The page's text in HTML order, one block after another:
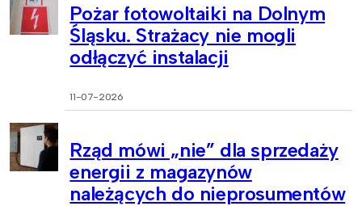
Pożar fotowoltaiki na Dolnym
Śląsku. Strażacy nie mogli
odłączyć instalacji
11-07-2026
Rząd mówi „nie” dla sprzedaży
energii z magazynów
należących do nieprosumentów